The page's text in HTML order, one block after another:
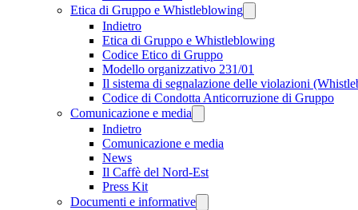
Etica di Gruppo e Whistleblowing
Indietro
Etica di Gruppo e Whistleblowing
Codice Etico di Gruppo
Modello organizzativo 231/01
Il sistema di segnalazione delle violazioni
Codice di Condotta Anticorruzione di Gruppo
Comunicazione e media
Indietro
Comunicazione e media
News
Il Caffè del Nord-Est
Press Kit
Documenti e informative